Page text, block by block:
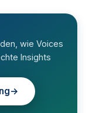
wie Voices
Insights
→